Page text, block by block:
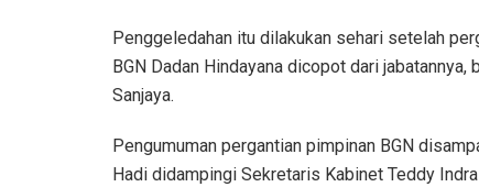
Penggeledahan itu dilakukan sehari setelah
BGN Dadan Hindayana dicopot dari
Sanjaya.
Pengumuman pergantian pimpinan BGN
Hadi didampingi Sekretaris Kabinet Teddy